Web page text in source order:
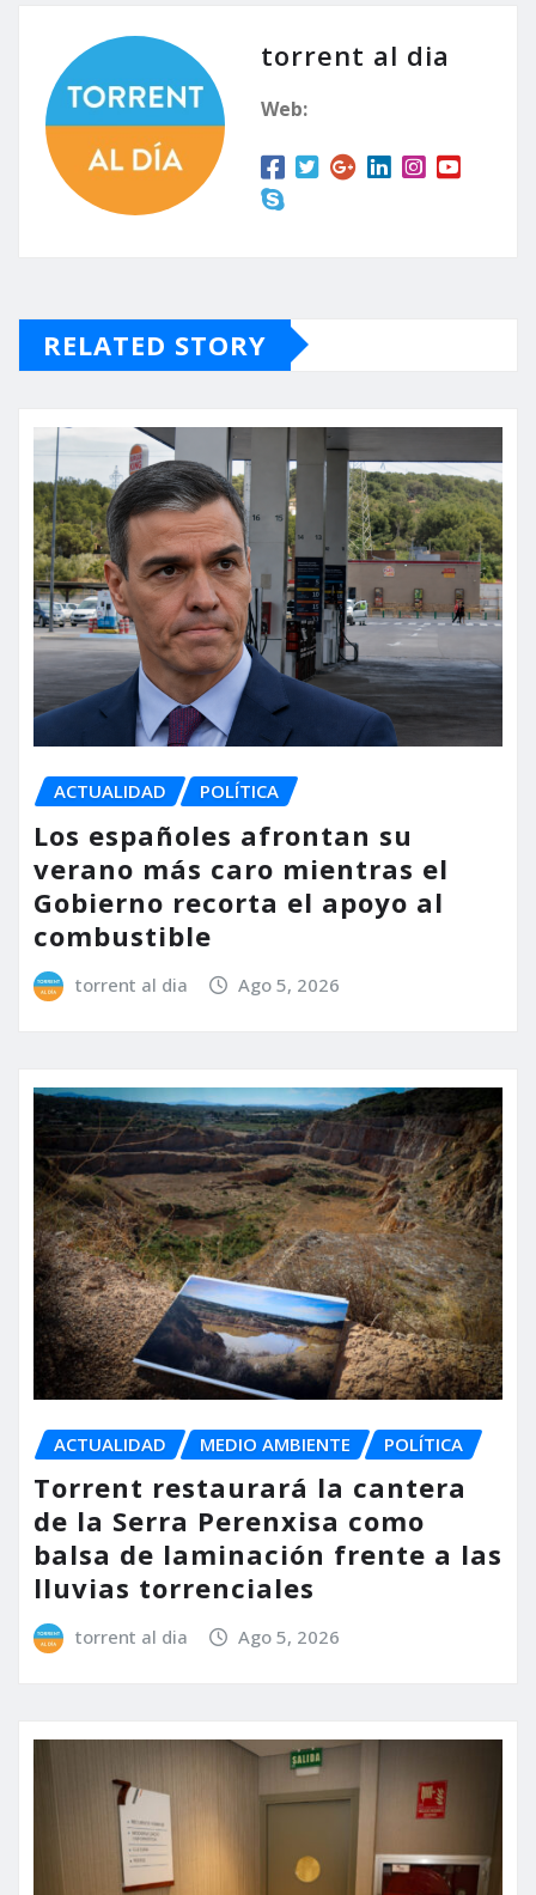
torrent al dia
Web:
RELATED STORY
ACTUALIDAD POLÍTICA
Los españoles afrontan su
verano más caro mientras el
Gobierno recorta el apoyo al
combustible
torrent al dia Ago 5, 2026
ACTUALIDAD MEDIO AMBIENTE POLÍTICA
Torrent restaurará la cantera
de la Serra Perenxisa como
balsa de laminación frente a las
lluvias torrenciales
torrent al dia Ago 5, 2026